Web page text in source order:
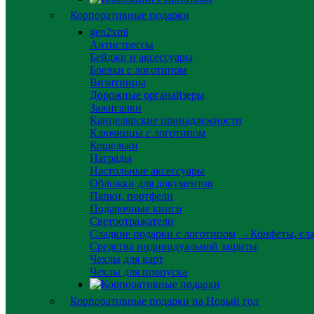
Корпоративные подарки
gen2xml
Антистрессы
Бейджи и аксессуары
Брелки с логотипом
Визитницы
Дорожные органайзеры
Зажигалки
Канцелярские принадлежности
Ключницы с логотипом
Кошельки
Награды
Настольные аксессуары
Обложки для документов
Папки, портфели
Подарочные книги
Светоотражатели
Сладкие подарки с логотипом
- Конфеты,
Средства индивидуальной защиты
Чехлы для карт
Чехлы для пропуска
Корпоративные подарки на Новый год